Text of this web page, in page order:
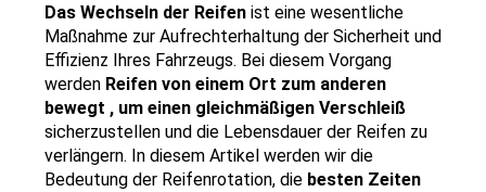
Das Wechseln der Reifen ist eine wesentliche
Maßnahme zur Aufrechterhaltung der Sicherheit und
Effizienz Ihres Fahrzeugs. Bei diesem Vorgang
werden Reifen von einem Ort zum anderen
bewegt , um einen gleichmäßigen Verschleiß
sicherzustellen und die Lebensdauer der Reifen zu
verlängern. In diesem Artikel werden wir die
Bedeutung der Reifenrotation, die
besten Zeiten